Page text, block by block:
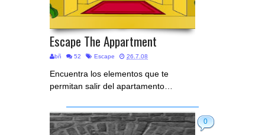
Escape The Appartment
bñ 52 Escape 26.7.08
Encuentra los elementos que te
permitan salir del apartamento…
0